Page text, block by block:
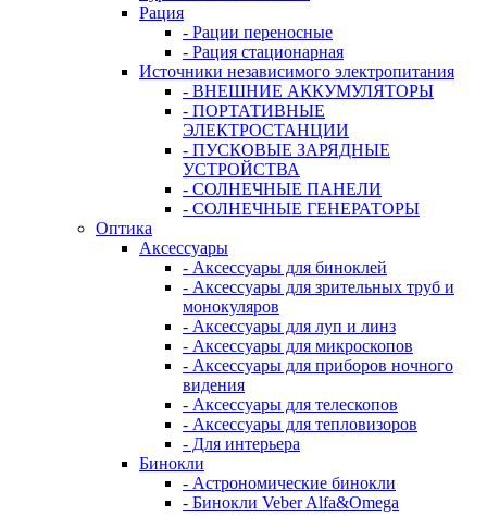
Рация
- Рации переносные
- Рация стационарная
Источники независимого электропитания
- ВНЕШНИЕ АККУМУЛЯТОРЫ
- ПОРТАТИВНЫЕ
ЭЛЕКТРОСТАНЦИИ
- ПУСКОВЫЕ ЗАРЯДНЫЕ
УСТРОЙСТВА
- СОЛНЕЧНЫЕ ПАНЕЛИ
- СОЛНЕЧНЫЕ ГЕНЕРАТОРЫ
Оптика
Аксессуары
- Аксессуары для биноклей
- Аксессуары для зрительных труб и
монокуляров
- Аксессуары для луп и линз
- Аксессуары для микроскопов
- Аксессуары для приборов ночного
видения
- Аксессуары для телескопов
- Аксессуары для тепловизоров
- Для интерьера
Бинокли
- Астрономические бинокли
- Бинокли Veber Alfa&Omega